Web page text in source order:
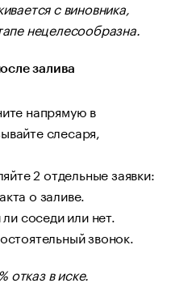
с виновника,
нецелесообразна.
залива
напрямую в
слесаря,
2 отдельные заявки:
о заливе.
соседи или нет.
звонок.
отказ в иске.